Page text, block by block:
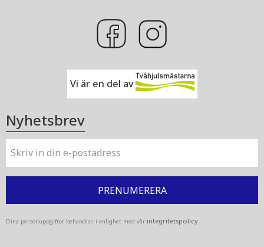
Vi är en del av
Nyhetsbrev
PRENUMERERA
Dina personuppgifter behandlas i enlighet med vår integritetspolicy.